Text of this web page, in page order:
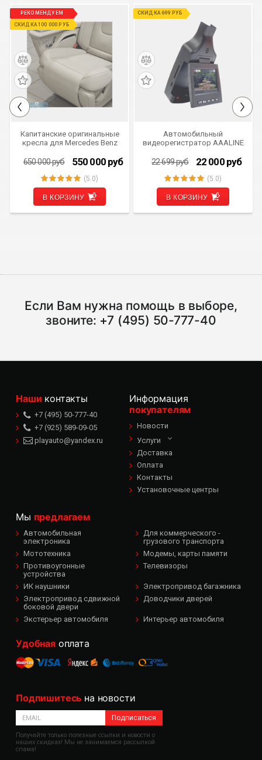
РЕКОМЕНДУЕМ
СКИДКА 100 000 РУБ
Капитанские оригинальные
кресла для Mercedes Benz
бежевые
650 000руб 550 000 руб
(5.0)
В КОРЗИНУ
СКИДКА 699 РУБ
Автомобильный
видеорегистратор AAALINE
скрытой установки
22 699руб 22 000 руб
(5.0)
В КОРЗИНУ
Если Вам нужна помощь в выборе,
звоните: +7 (495) 50-777-40
Наши контакты
+7 (495) 50-777-40
+7 (925) 589-09-05
playauto@yandex.ru
Информация
покупателям
Новости
Услуги
Доставка
Оплата
Контакты
Установочные центры
Мы предлагаем
Автомобильная
электроника
Для коммерческого -
грузового транспорта
Мототехника
Модемы, карты памяти
Противоугонные
устройства
Телевизоры
ИК наушники
Электропривод багажника
Электропривод сдвижной
боковой двери
Доводчики дверей
Экстерьер автомобиля Интерьер автомобиля
Удобнаяоплата
Подпишитесь на новости
Подписаться
Получайте только полезные ссылки и новости о
наших скидках! Мы не занимаемся рассылкой
спама!